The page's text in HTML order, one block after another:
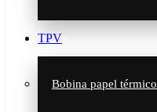
TPV
Bobina papel térmico